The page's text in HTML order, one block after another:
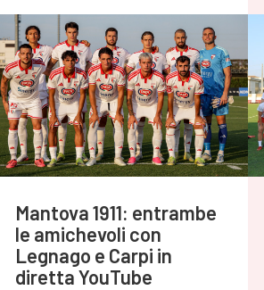
Agosto 06,2026
Mantova 1911: entrambe
le amichevoli con
Legnago e Carpi in
diretta YouTube